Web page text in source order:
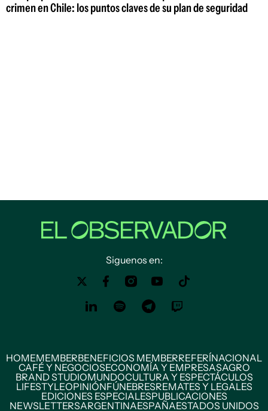
crimen en Chile: los puntos claves de su plan de seguridad
Siguenos en:
HOMEMEMBERBENEFICIOS MEMBERREFERÍNACIONAL
CAFÉ Y NEGOCIOSECONOMÍA Y EMPRESASAGRO
BRAND STUDIOMUNDOCULTURA Y ESPECTÁCULOS
LIFESTYLEOPINIÓNFÚNEBRESREMATES Y LEGALES
EDICIONES ESPECIALESPUBLICACIONES
NEWSLETTERSARGENTINAESPAÑAESTADOS UNIDOS